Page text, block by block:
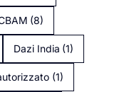
(8)
Dazi India (1)
(1)